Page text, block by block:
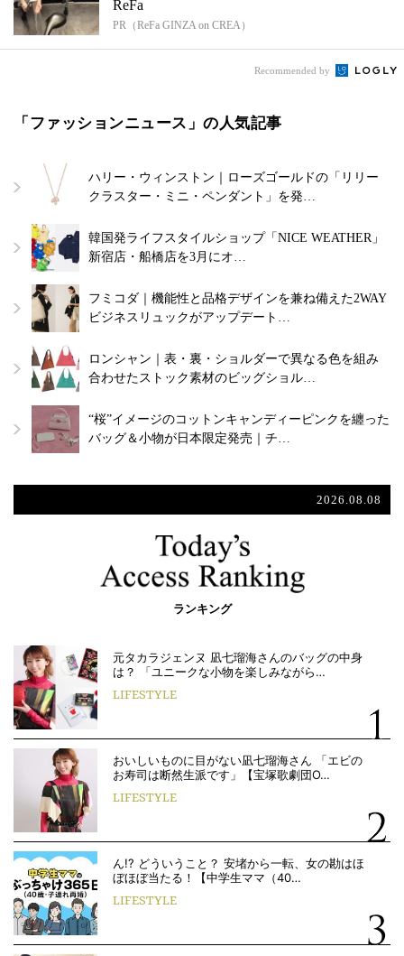
ReFa
PR（ReFa GINZA on CREA）
Recommended by
「ファッションニュース」の人気記事
ハリー・ウィンストン｜ローズゴールドの「リリー
クラスター・ミニ・ペンダント」を発…
韓国発ライフスタイルショップ「NICE WEATHER」
新宿店・船橋店を3月にオ…
フミコダ｜機能性と品格デザインを兼ね備えた2WAY
ビジネスリュックがアップデート…
ロンシャン｜表・裏・ショルダーで異なる色を組み
合わせたストック素材のビッグショル…
“桜”イメージのコットンキャンディーピンクを纏った
バッグ＆小物が日本限定発売｜チ…
2026.08.08
ランキング
元タカラジェンヌ 凪七瑠海さんのバッグの中身
は？ 「ユニークな小物を楽しみながら…
LIFESTYLE
おいしいものに目がない凪七瑠海さん 「エビの
お寿司は断然生派です」【宝塚歌劇団O…
LIFESTYLE
ん!? どういうこと？ 安堵から一転、女の勘はほ
ぼほぼ当たる！【中学生ママ（40…
LIFESTYLE